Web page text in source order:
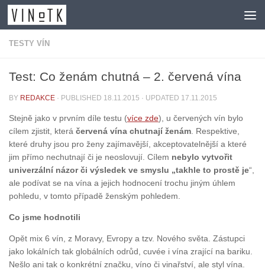
Skip to content
TESTY VÍN
Test: Co ženám chutná – 2. červená vína
BY REDAKCE · PUBLISHED 18.11.2015 · UPDATED 17.11.2015
Stejně jako v prvním díle testu (více zde), u červených vín bylo
cílem zjistit, která červená vína chutnají ženám. Respektive,
které druhy jsou pro ženy zajímavější, akceptovatelnější a které
jim přímo nechutnají či je neoslovují. Cílem nebylo vytvořit
univerzální názor či výsledek ve smyslu „takhle to prostě je“,
ale podívat se na vína a jejich hodnocení trochu jiným úhlem
pohledu, v tomto případě ženským pohledem.
Co jsme hodnotili
Opět mix 6 vín, z Moravy, Evropy a tzv. Nového světa. Zástupci
jako lokálních tak globálních odrůd, cuvée i vína zrající na bariku.
Nešlo ani tak o konkrétní značku, víno či vinařství, ale styl vína.